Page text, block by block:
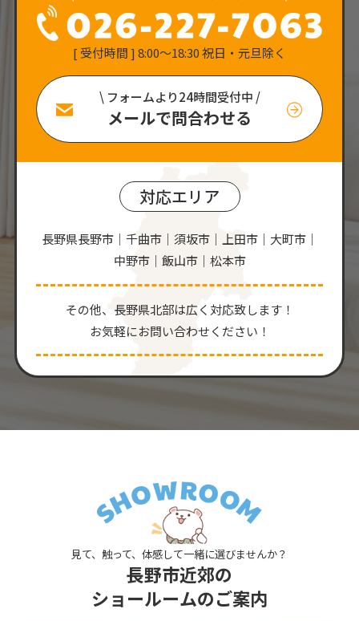
[ 受付時間 ] 8:00〜18:30 祝日・元旦除く
\ フォームより24時間受付中 /
メールで問合わせる
対応エリア
長野県長野市｜千曲市｜須坂市｜上田市｜大町市｜
中野市｜飯山市｜松本市
その他、⻑野県北部は広く対応致します！
お気軽にお問い合わせください！
見て、触って、体感して一緒に選びませんか？
長野市近郊の
ショールームのご案内